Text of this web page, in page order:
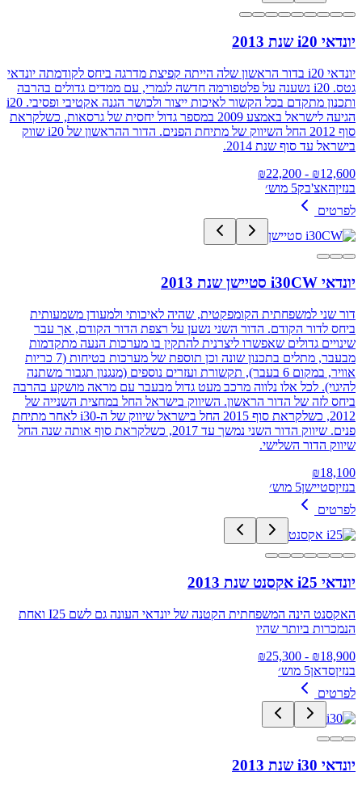
יונדאי i20 שנת 2013
יונדאי i20 בדור הראשון שלה הייתה קפיצת מדרגה ביחס לקודמתה יונדאי
גטס. i20 נשענה על פלטפורמה חדשה לגמרי, עם ממדים גדולים בהרבה
ותכנון מתקדם בכל הקשור לאיכות ייצור ולכושר הגנה אקטיבי ופסיבי. i20
הגיעה לישראל באמצע 2009 במספר גדול יחסית של גרסאות, כשלקראת
סוף 2012 החל השיווק של מתיחת הפנים. הדור ההראשון של i20 שווק
בישראל עד סוף שנת 2014.
₪12,600
- ₪
22,200
בנזיןהאצ'בק5 מוש׳
לפרטים
יונדאי i30CW סטיישן שנת 2013
דור שני למשפחתית הקומפקטית, שהיה לאיכותי ולמעודן משמעותית
ביחס לדור הקודם. הדור השני נשען על רצפת הדור הקודם, אך עבר
שינויים גדולים שאפשרו ליצרנית להתקין בו מערכות הנעה מתקדמות
מבעבר, מתלים בתכנון שונה וכן תוספת של מערכות בטיחות (7 כריות
אוויר, במקום 6 בעבר), תקשורת ועזרים נוספים (מנגנון תגבור משתנה
להיגוי). לכל אלו נלווה מרכב מעט גדול מבעבר עם מראה מושקע בהרבה
ביחס לזה של הדור הראשון. השיווק בישראל החל במחצית השנייה של
2012, כשלקראת סוף 2015 החל בישראל שיווק של ה-i30 לאחר מתיחת
פנים. שיווק הדור השני נמשך עד 2017, כשלקראת סוף אותה שנה החל
שיווק הדור השלישי.
₪18,100
בנזיןסטיישן5 מוש׳
לפרטים
יונדאי i25 אקסנט שנת 2013
האקסנט הינה המשפחתית הקטנה של יונדאי העונה גם לשם I25 ואחת
הנמכרות ביותר שהיו
₪18,900
- ₪
25,300
בנזיןסדאן5 מוש׳
לפרטים
יונדאי i30 שנת 2013